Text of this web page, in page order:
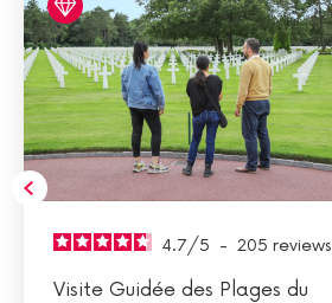
4.7/5 - 205 reviews
Visite Guidée des Plages du